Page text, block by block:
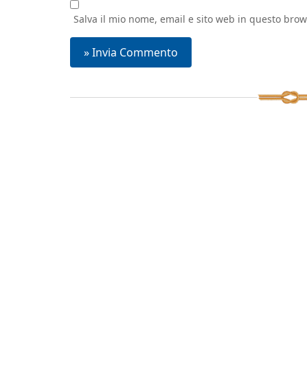
Salva il mio nome, email e sito web in questo